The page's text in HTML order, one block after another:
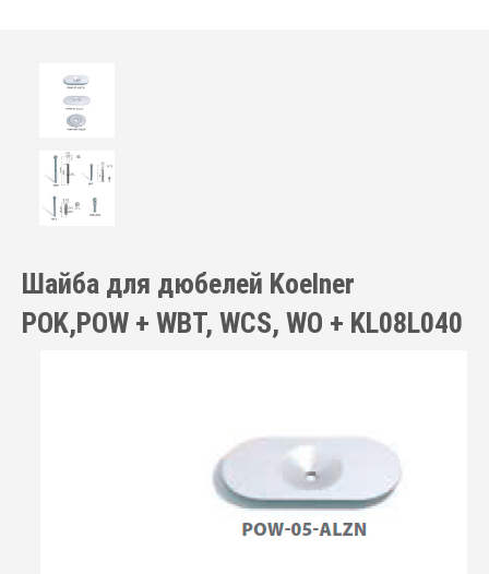
Шайба для дюбелей Koelner
POK,POW + WBT, WCS, WO + KL08L040